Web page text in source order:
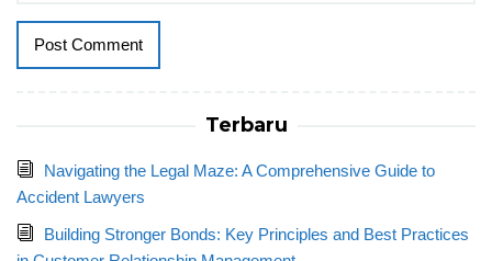
Terbaru
Navigating the Legal Maze: A Comprehensive Guide to
Accident Lawyers
Building Stronger Bonds: Key Principles and Best Practices